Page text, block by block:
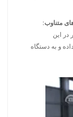
متناوب:
این
و به دستگاه